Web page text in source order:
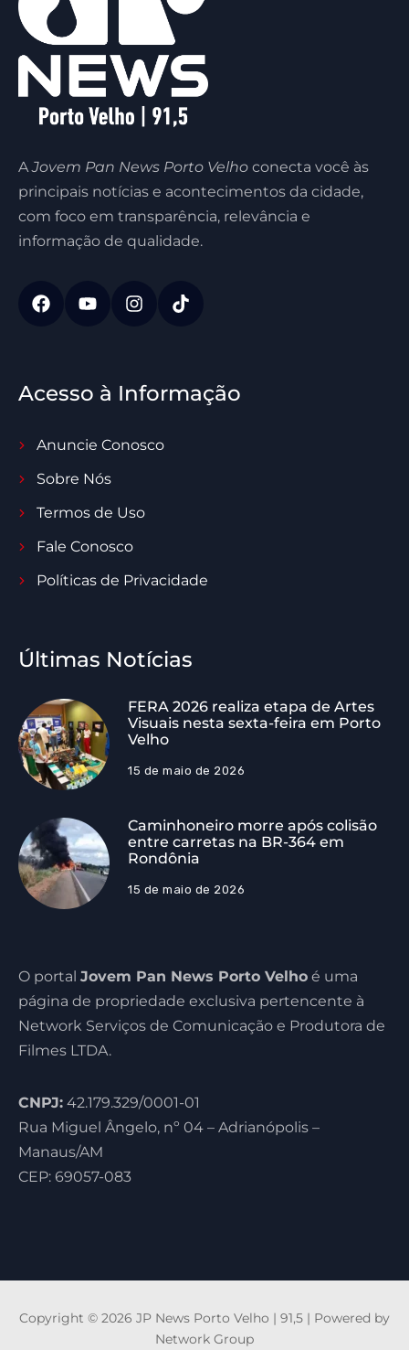
AJovem Pan News Porto Velho conecta você às
principais notícias e acontecimentos da cidade,
com foco em transparência, relevância e
informação de qualidade.
Acesso à Informação
Anuncie Conosco
Sobre Nós
Termos de Uso
Fale Conosco
Políticas de Privacidade
Últimas Notícias
FERA 2026 realiza etapa de Artes
Visuais nesta sexta-feira em Porto
Velho
15 de maio de 2026
Caminhoneiro morre após colisão
entre carretas na BR-364 em
Rondônia
15 de maio de 2026
O portal Jovem Pan News Porto Velho é uma
página de propriedade exclusiva pertencente à
Network Serviços de Comunicação e Produtora de
Filmes LTDA.
CNPJ: 42.179.329/0001-01
Rua Miguel Ângelo, nº 04 – Adrianópolis –
Manaus/AM
CEP: 69057-083
Copyright © 2026 JP News Porto Velho | 91,5 | Powered by
Network Group